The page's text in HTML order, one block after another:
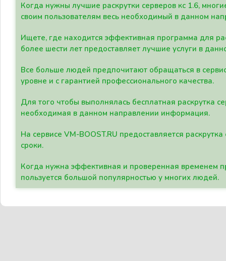
Когда нужны лучшие раскрутки серверов кс 1.6,
своим пользователям весь необходимый в данном
Ищете, где находится эффективная программа для
более шести лет предоставляет лучшие услуги в
Все больше людей предпочитают обращаться в
уровне и с гарантией профессионального качества.
Для того чтобы выполнялась бесплатная раскрутка
необходимая в данном направлении информация.
На сервисе VM-BOOST.RU предоставляется
сроки.
Когда нужна эффективная и проверенная временем
пользуется большой популярностью у многих людей.